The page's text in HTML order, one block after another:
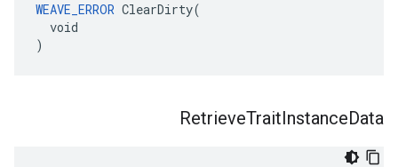
WEAVE_ERROR ClearDirty(
  void
)
RetrieveTraitInstanceData